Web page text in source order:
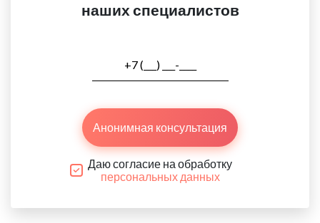
наших специалистов
Анонимная консультация
Даю согласие на обработку
персональных данных